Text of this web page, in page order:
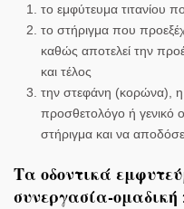
το εμφύτευμα τιτανίου
το στήριγμα που
καθώς αποτελεί την
και τέλος
την στεφάνη (κορώνα), η
προσθετολόγο ή γενικό
στήριγμα και να
Τα οδοντικά
συνεργασία-